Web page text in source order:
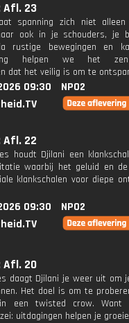
Afl. 23
spanning zich niet
ook in je schouders, je
rustige bewegingen en
helpen we het
dat het veilig is om te
09:30
NPO2
Afl. 22
houdt Djilani een
waarbij het geluid en
klankschalen voor diepe
09:30
NPO2
Afl. 20
daagt Djilani je weer uit om
Het doel is om te
een twisted crow. Want
uitdagingen helpen je